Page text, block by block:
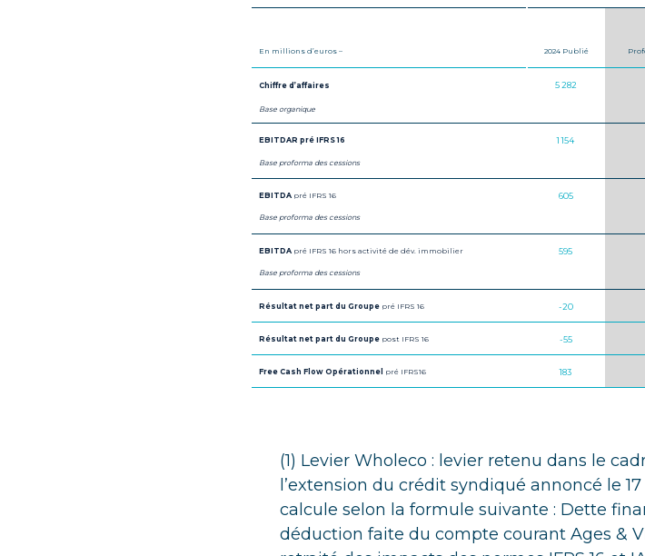
En millions d’euros – 2024 Publié
Chiffre d’affaires
Base organique
5 282
EBITDAR pré IFRS 16
Base proforma des cessions
1 154
EBITDA pré IFRS 16
Base proforma des cessions
605
EBITDA pré IFRS 16 hors activité de dév. immobilier
Base proforma des cessions
595
Résultat net part du Groupe pré IFRS 16 -20
Résultat net part du Groupe post IFRS 16 -55
Free Cash Flow Opérationnel pré IFRS16 183
(1) Levier Wholeco : levier retenu dans le
l’extension du crédit syndiqué annoncé le
calcule selon la formule suivante : Dette
déduction faite du compte courant Ages &